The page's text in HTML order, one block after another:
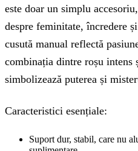
este doar un simplu
despre feminitate, încredere
cusută manual reflectă
combinația dintre roșu intens
simbolizează puterea și
Caracteristici esențiale:
Suport dur, stabil, care nu